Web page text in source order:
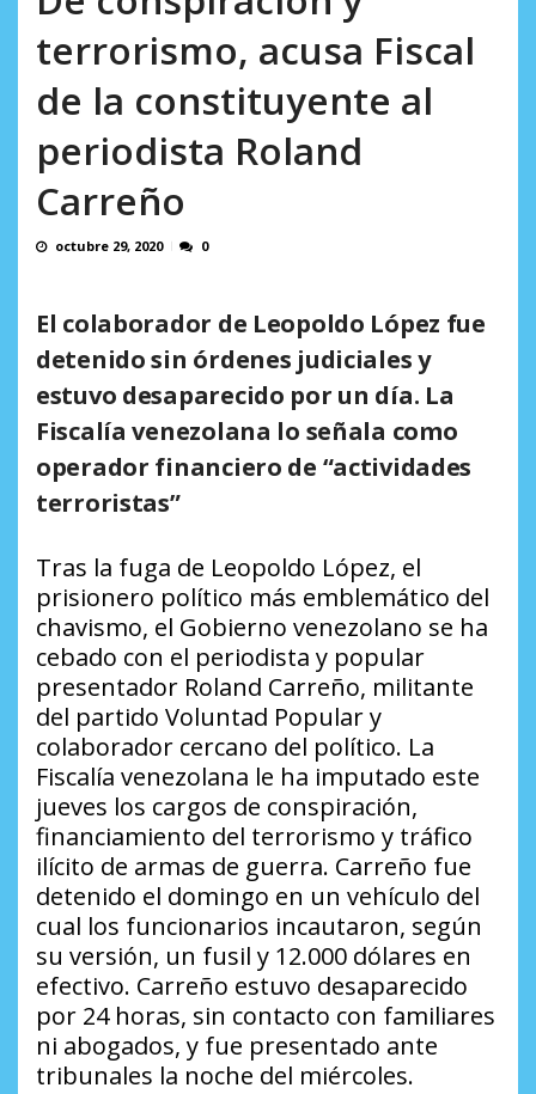
terrorismo, acusa Fiscal
de la constituyente al
periodista Roland
Carreño
octubre 29, 2020 0
El colaborador de Leopoldo López fue
detenido sin órdenes judiciales y
estuvo desaparecido por un día. La
Fiscalía venezolana lo señala como
operador financiero de “actividades
terroristas”
Tras la fuga de Leopoldo López, el
prisionero político más emblemático del
chavismo, el Gobierno venezolano se ha
cebado con el periodista y popular
presentador Roland Carreño, militante
del partido Voluntad Popular y
colaborador cercano del político. La
Fiscalía venezolana le ha imputado este
jueves los cargos de conspiración,
financiamiento del terrorismo y tráfico
ilícito de armas de guerra. Carreño fue
detenido el domingo en un vehículo del
cual los funcionarios incautaron, según
su versión, un fusil y 12.000 dólares en
efectivo. Carreño estuvo desaparecido
por 24 horas, sin contacto con familiares
ni abogados, y fue presentado ante
tribunales la noche del miércoles.